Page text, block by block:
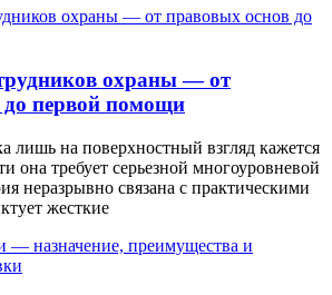
охраны — от
первой помощи
лишь на поверхностный взгляд кажется
она требует серьезной многоуровневой
неразрывно связана с практическими
жесткие